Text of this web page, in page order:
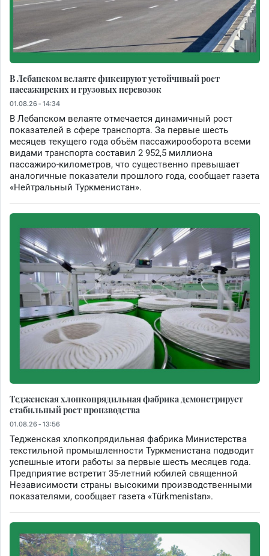
В Лебапском велаяте фиксируют устойчивый рост
пассажирских и грузовых перевозок
01.08.26 - 14:34
В Лебапском велаяте отмечается динамичный рост
показателей в сфере транспорта. За первые шесть
месяцев текущего года объём пассажирооборота всеми
видами транспорта составил 2 952,5 миллиона
пассажиро-километров, что существенно превышает
аналогичные показатели прошлого года, сообщает газета
«Нейтральный Туркменистан».
Тедженская хлопкопрядильная фабрика демонстрирует
стабильный рост производства
01.08.26 - 13:56
Тедженская хлопкопрядильная фабрика Министерства
текстильной промышленности Туркменистана подводит
успешные итоги работы за первые шесть месяцев года.
Предприятие встретит 35-летний юбилей священной
Независимости страны высокими производственными
показателями, сообщает газета «Türkmenistan».